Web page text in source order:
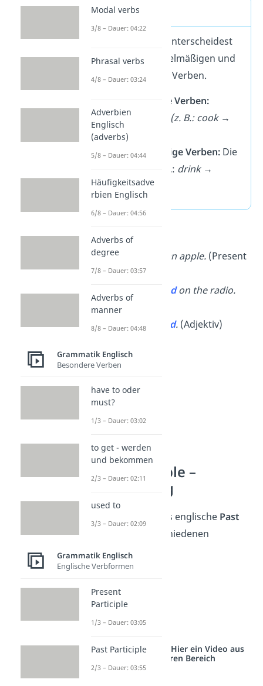
Bildung
Bei der Bildung unterscheidest
du zwischen regelmäßigen und
unregelmäßigen Verben.
Regelmäßige Verben:
Infinitiv
(z. B.: cook →
cook
Unregelmäßige Verben:Die
(z. B.: drink →
drunk)
Lily has
an apple. (Present
Perfect)
edon the radio.
(Passiv)
He wasshock ed.(Adjektiv)
Past Participle –
Verwendung
Du verwendest das englische Past
in verschiedenen
Situationen
Passiv
Adjektive
Verkürzungen
Studyflix vernetzt: Hier ein Video aus
einem anderen Bereich
Modal verbs
3/8 – Dauer: 04:22
Phrasal verbs
4/8 – Dauer: 03:24
Adverbien
Englisch
(adverbs)
5/8 – Dauer: 04:44
Häufigkeitsadve
rbien Englisch
6/8 – Dauer: 04:56
Adverbs of
degree
7/8 – Dauer: 03:57
Adverbs of
manner
8/8 – Dauer: 04:48
Grammatik Englisch
Besondere Verben
have to oder
must?
1/3 – Dauer: 03:02
to get - werden
und bekommen
2/3 – Dauer: 02:11
used to
3/3 – Dauer: 02:09
Grammatik Englisch
Englische Verbformen
Present
Participle
1/3 – Dauer: 03:05
Past Participle
2/3 – Dauer: 03:55